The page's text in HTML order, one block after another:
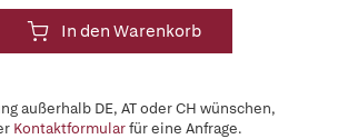
In den Warenkorb
außerhalb DE, AT oder CH wünschen,
Kontaktformularfür eine Anfrage.